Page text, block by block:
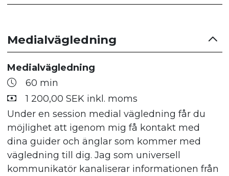
115 min
2 400,00 SEK inkl. moms
Många kommer till mig för smärtor i kroppen
som kommer ur jobbiga händelser. Den här
tjänsten är för dig som vill jobba med att få
loss gamla känslor och förstå vilka händelser
som blockerar din utveckling och ger
kroppsliga symptom. Jag blandar massage
och akupressur med medial vägledning,
inkännande och samtal vad din kropp har att
Medialvägledning
Medialvägledning
60 min
1 200,00 SEK inkl. moms
Under en session medial vägledning får du
möjlighet att igenom mig få kontakt med
dina guider och änglar som kommer med
vägledning till dig. Jag som universell
kommunikatör kanaliserar informationen från